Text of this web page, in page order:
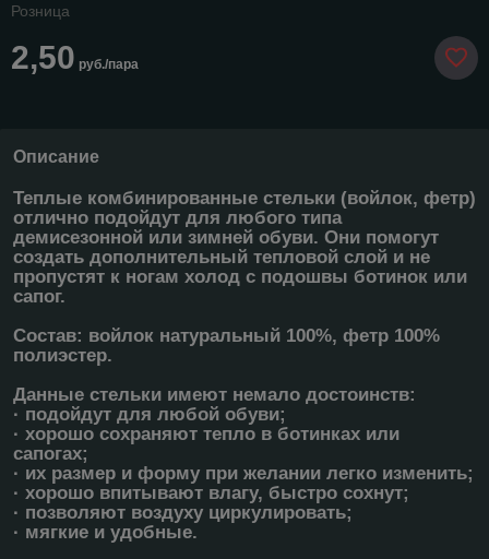
Розница
2,50 руб./пара
Описание
Теплые комбинированные стельки (войлок, фетр)
отлично подойдут для любого типа
демисезонной или зимней обуви. Они помогут
создать дополнительный тепловой слой и не
пропустят к ногам холод с подошвы ботинок или
сапог.
Состав: войлок натуральный 100%, фетр 100%
полиэстер.
Данные стельки имеют немало достоинств:
· подойдут для любой обуви;
· хорошо сохраняют тепло в ботинках или
сапогах;
· их размер и форму при желании легко изменить;
· хорошо впитывают влагу, быстро сохнут;
· позволяют воздуху циркулировать;
· мягкие и удобные.